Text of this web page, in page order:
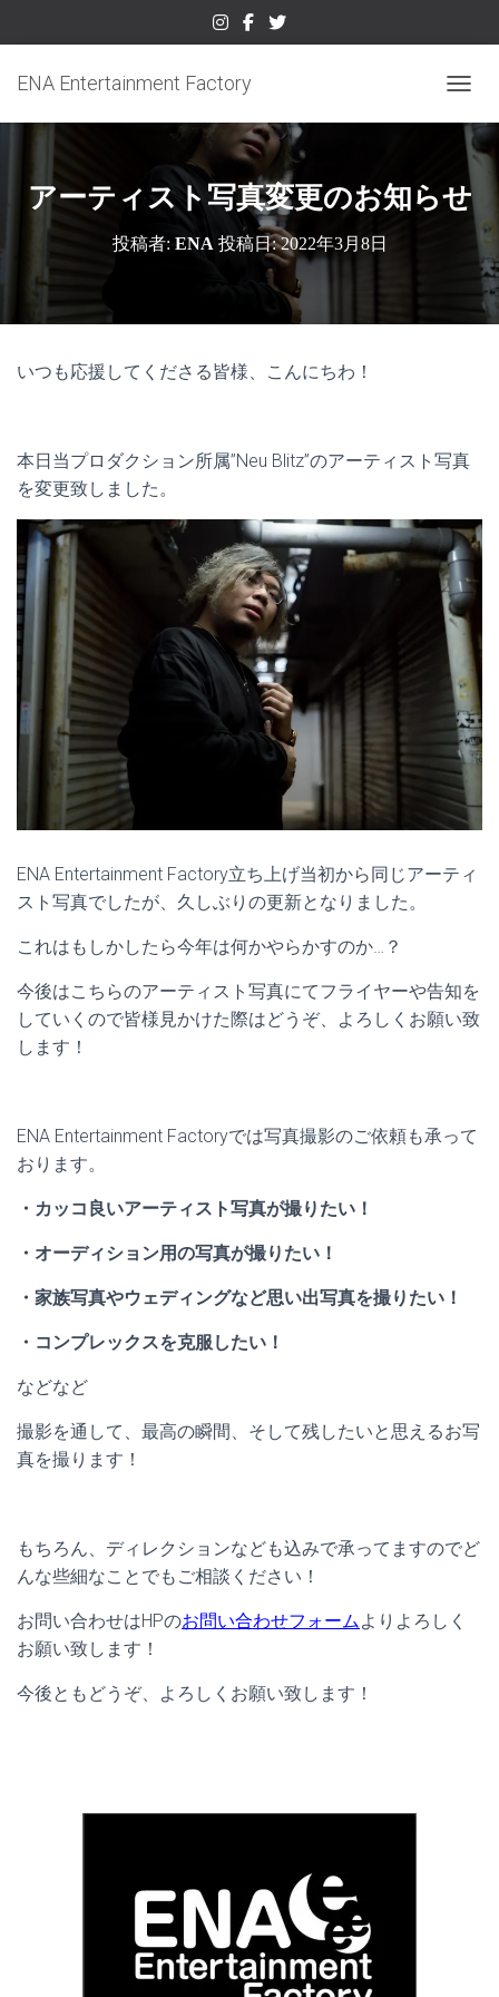
ENA Entertainment Factory
アーティスト写真変更のお知らせ
投稿者: ENA 投稿日:2022年3月8日
いつも応援してくださる皆様、こんにちわ！
本日当プロダクション所属”Neu Blitz”のアーティスト写真
を変更致しました。
ENA Entertainment Factory立ち上げ当初から同じアーティ
スト写真でしたが、久しぶりの更新となりました。
これはもしかしたら今年は何かやらかすのか…？
今後はこちらのアーティスト写真にてフライヤーや告知を
していくので皆様見かけた際はどうぞ、よろしくお願い致
します！
ENA Entertainment Factoryでは写真撮影のご依頼も承って
おります。
・カッコ良いアーティスト写真が撮りたい！
・オーディション用の写真が撮りたい！
・家族写真やウェディングなど思い出写真を撮りたい！
・コンプレックスを克服したい！
などなど
撮影を通して、最高の瞬間、そして残したいと思えるお写
真を撮ります！
もちろん、ディレクションなども込みで承ってますのでど
んな些細なことでもご相談ください！
お問い合わせはHPのお問い合わせフォーム よりよろしく
お願い致します！
今後ともどうぞ、よろしくお願い致します！